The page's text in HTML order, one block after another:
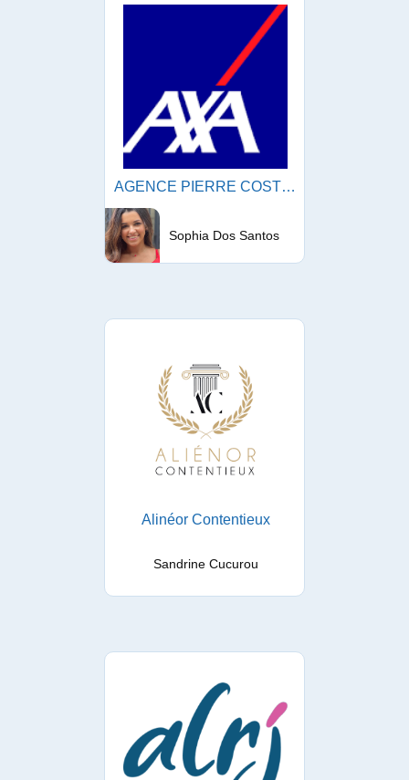
AGENCE PIERRE COSTE AXA
Sophia Dos Santos
Alinéor Contentieux
Sandrine Cucurou